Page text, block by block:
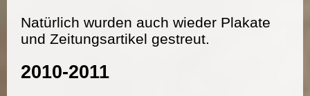
Natürlich wurden auch wieder Plakate
und Zeitungsartikel gestreut.
2010-2011